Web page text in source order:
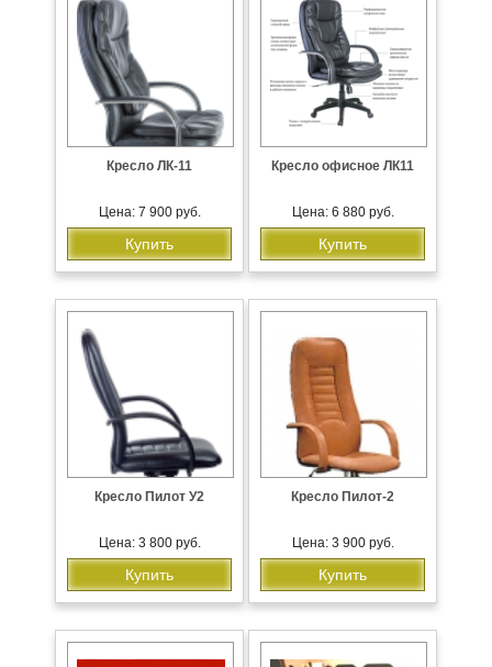
Кресло ЛК-11
Цена: 7 900 руб.
Купить
Кресло офисное ЛК11
Цена: 6 880 руб.
Купить
Кресло Пилот У2
Цена: 3 800 руб.
Купить
Кресло Пилот-2
Цена: 3 900 руб.
Купить